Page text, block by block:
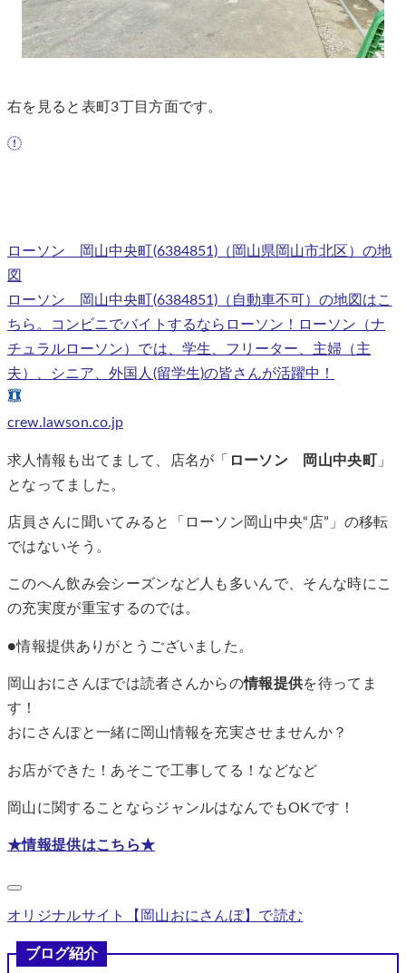
右を見ると表町3丁目方面です。
ローソン 岡山中央町(6384851)（岡山県岡山市北区）の地
図
ローソン 岡山中央町(6384851)（自動車不可）の地図はこ
ちら。コンビニでバイトするならローソン！ローソン（ナ
チュラルローソン）では、学生、フリーター、主婦（主
夫）、シニア、外国人(留学生)の皆さんが活躍中！
crew.lawson.co.jp
求人情報も出てまして、店名が「 ローソン 岡山中央町 」
となってました。
店員さんに聞いてみると「ローソン岡山中央“店”」の移転
ではないそう。
このへん飲み会シーズンなど人も多いんで、そんな時にこ
の充実度が重宝するのでは。
●情報提供ありがとうございました。
岡山おにさんぽでは読者さんからの情報提供を待ってま
す！
おにさんぽと一緒に岡山情報を充実させませんか？
お店ができた！あそこで工事してる！などなど
岡山に関することならジャンルはなんでもOKです！
★情報提供はこちら★
オリジナルサイト【岡山おにさんぽ】で読む
ブログ紹介